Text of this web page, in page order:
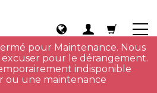
pour Maintenance. Nous
pour le dérangement.
indisponible
ou une maintenance